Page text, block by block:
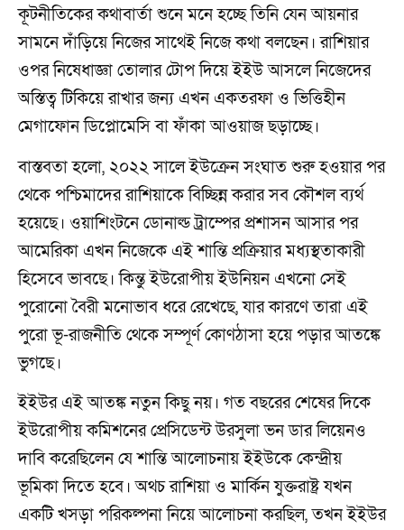
কূটনীতিকের কথাবার্তা শুনে মনে হচ্ছে তিনি যেন আয়নার
সামনে দাঁড়িয়ে নিজের সাথেই নিজে কথা বলছেন। রাশিয়ার
ওপর নিষেধাজ্ঞা তোলার টোপ দিয়ে ইইউ আসলে নিজেদের
অস্তিত্ব টিকিয়ে রাখার জন্য এখন একতরফা ও ভিত্তিহীন
মেগাফোন ডিপ্লোমেসি বা ফাঁকা আওয়াজ ছড়াচ্ছে।
বাস্তবতা হলো, ২০২২ সালে ইউক্রেন সংঘাত শুরু হওয়ার পর
থেকে পশ্চিমাদের রাশিয়াকে বিচ্ছিন্ন করার সব কৌশল ব্যর্থ
হয়েছে। ওয়াশিংটনে ডোনাল্ড ট্রাম্পের প্রশাসন আসার পর
আমেরিকা এখন নিজেকে এই শান্তি প্রক্রিয়ার মধ্যস্থতাকারী
হিসেবে ভাবছে। কিন্তু ইউরোপীয় ইউনিয়ন এখনো সেই
পুরোনো বৈরী মনোভাব ধরে রেখেছে, যার কারণে তারা এই
পুরো ভূ-রাজনীতি থেকে সম্পূর্ণ কোণঠাসা হয়ে পড়ার আতঙ্কে
ভুগছে।
ইইউর এই আতঙ্ক নতুন কিছু নয়। গত বছরের শেষের দিকে
ইউরোপীয় কমিশনের প্রেসিডেন্ট উরসুলা ভন ডার লিয়েনও
দাবি করেছিলেন যে শান্তি আলোচনায় ইইউকে কেন্দ্রীয়
ভূমিকা দিতে হবে। অথচ রাশিয়া ও মার্কিন যুক্তরাষ্ট্র যখন
একটি খসড়া পরিকল্পনা নিয়ে আলোচনা করছিল, তখন ইইউর